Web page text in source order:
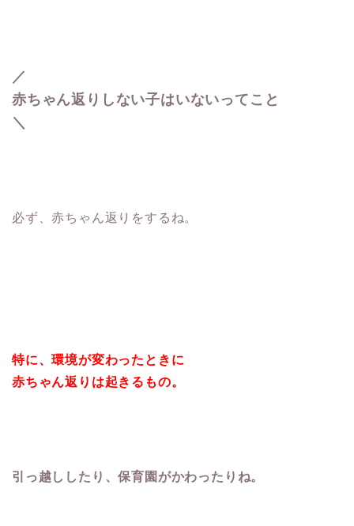
／
赤ちゃん返りしない子はいないってこと
＼
必ず、赤ちゃん返りをするね。
特に、環境が変わったときに
赤ちゃん返りは起きるもの。
引っ越ししたり、保育園がかわったりね。